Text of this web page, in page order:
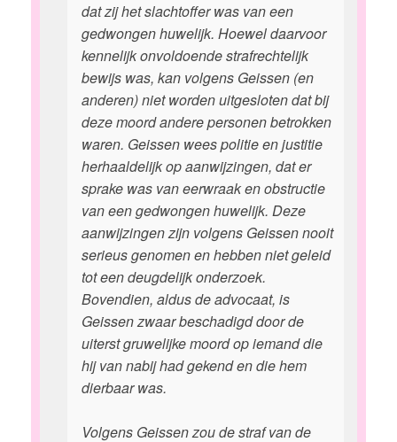
dat zij het slachtoffer was van een
gedwongen huwelijk. Hoewel daarvoor
kennelijk onvoldoende strafrechtelijk
bewijs was, kan volgens Geissen (en
anderen) niet worden uitgesloten dat bij
deze moord andere personen betrokken
waren. Geissen wees politie en justitie
herhaaldelijk op aanwijzingen, dat er
sprake was van eerwraak en obstructie
van een gedwongen huwelijk. Deze
aanwijzingen zijn volgens Geissen nooit
serieus genomen en hebben niet geleid
tot een deugdelijk onderzoek.
Bovendien, aldus de advocaat, is
Geissen zwaar beschadigd door de
uiterst gruwelijke moord op iemand die
hij van nabij had gekend en die hem
dierbaar was.
Volgens Geissen zou de straf van de